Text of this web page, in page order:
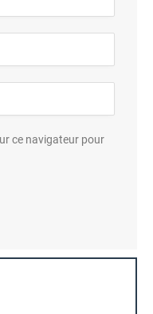
ce navigateur pour